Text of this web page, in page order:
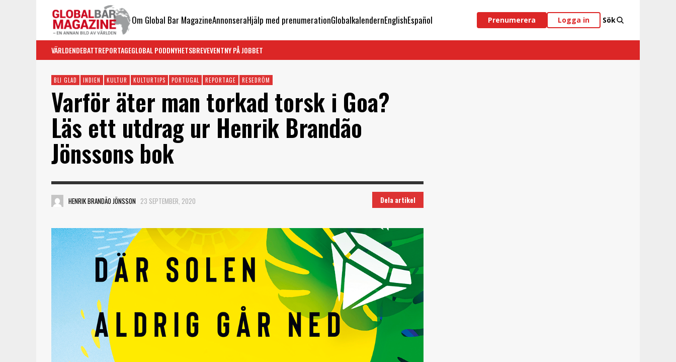
Om Global Bar MagazineAnnonseraHjälp med prenumerationGlobalkalendernEnglishEspañol Prenumerera Logga in Sök
VÄRLDENDEBATTREPORTAGEGLOBAL PODDNYHETSBREVEVENTNY PÅ JOBBET
BLI GLAD INDIEN KULTUR KULTURTIPS PORTUGAL REPORTAGE RESEDRÖM
Varför äter man torkad torsk i Goa?
Läs ett utdrag ur Henrik Brandão
Jönssons bok
HENRIK BRANDÃO JÖNSSON 23 SEPTEMBER, 2020 Dela artikel